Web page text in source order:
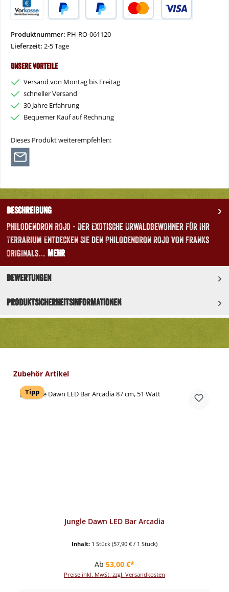
Produktnummer: PH-RO-061120
Lieferzeit: 2-5 Tage
Unsere Vorteile
Versand von Montag bis Freitag
schneller Versand
30 Jahre Erfahrung
Bequemer Kauf auf Rechnung
Dieses Produkt weiterempfehlen:
Beschreibung
Philodendron Rojo - Der Exotische Urwaldbewohner für Ihr
Terrarium Entdecken Sie den Philodendron Rojo von Franks
Originals… Mehr
Bewertungen
Produktsicherheitsinformationen
Produktgalerie überspringen
Zubehör Artikel
Tipp
Jungle Dawn LED Bar Arcadia
Inhalt: 1 Stück (57,90 € / 1 Stück)
Regulärer Preis:
Ab 53,00 €*
Preise inkl. MwSt. zzgl. Versandkosten